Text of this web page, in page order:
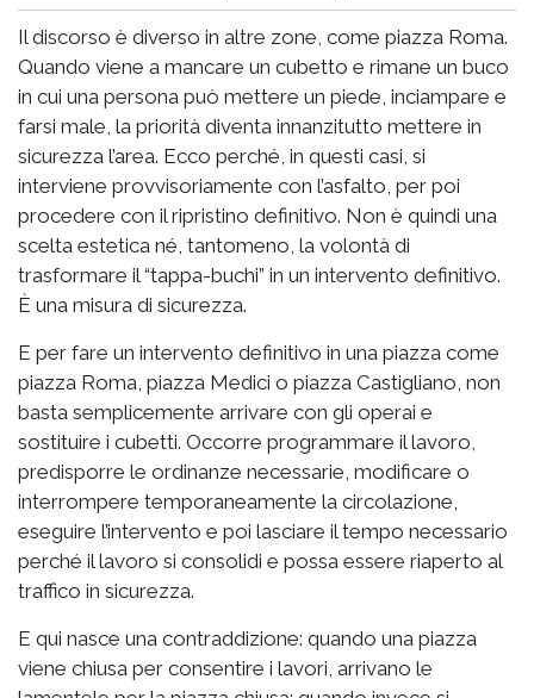
Il discorso è diverso in altre zone, come piazza Roma.
Quando viene a mancare un cubetto e rimane un buco
in cui una persona può mettere un piede, inciampare e
farsi male, la priorità diventa innanzitutto mettere in
sicurezza l’area. Ecco perché, in questi casi, si
interviene provvisoriamente con l’asfalto, per poi
procedere con il ripristino definitivo. Non è quindi una
scelta estetica né, tantomeno, la volontà di
trasformare il “tappa-buchi” in un intervento definitivo.
È una misura di sicurezza.
E per fare un intervento definitivo in una piazza come
piazza Roma, piazza Medici o piazza Castigliano, non
basta semplicemente arrivare con gli operai e
sostituire i cubetti. Occorre programmare il lavoro,
predisporre le ordinanze necessarie, modificare o
interrompere temporaneamente la circolazione,
eseguire l’intervento e poi lasciare il tempo necessario
perché il lavoro si consolidi e possa essere riaperto al
traffico in sicurezza.
E qui nasce una contraddizione: quando una piazza
viene chiusa per consentire i lavori, arrivano le